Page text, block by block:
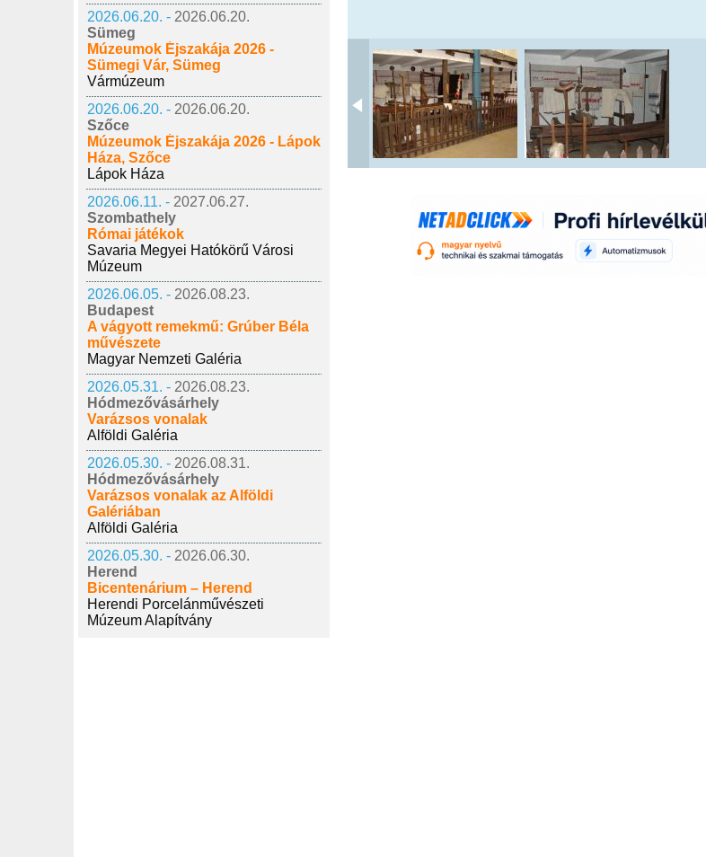
2026.06.20. - 2026.06.20.
Sümeg
Múzeumok Éjszakája 2026 -
Sümegi Vár, Sümeg
Vármúzeum
2026.06.20. - 2026.06.20.
Szőce
Múzeumok Éjszakája 2026 - Lápok
Háza, Szőce
Lápok Háza
2026.06.11. - 2027.06.27.
Szombathely
Római játékok
Savaria Megyei Hatókörű Városi
Múzeum
2026.06.05. - 2026.08.23.
Budapest
A vágyott remekmű: Grúber Béla
művészete
Magyar Nemzeti Galéria
2026.05.31. - 2026.08.23.
Hódmezővásárhely
Varázsos vonalak
Alföldi Galéria
2026.05.30. - 2026.08.31.
Hódmezővásárhely
Varázsos vonalak az Alföldi
Galériában
Alföldi Galéria
2026.05.30. - 2026.06.30.
Herend
Bicentenárium – Herend
Herendi Porcelánművészeti
Múzeum Alapítvány